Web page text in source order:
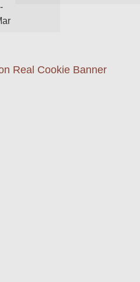
Real Cookie Banner